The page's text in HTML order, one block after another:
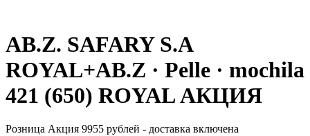
AB.Z. SAFARY S.A
ROYAL+AB.Z · Pelle · mochila
421 (650) ROYAL АКЦИЯ
Розница Акция 9955 рублей - доставка включена